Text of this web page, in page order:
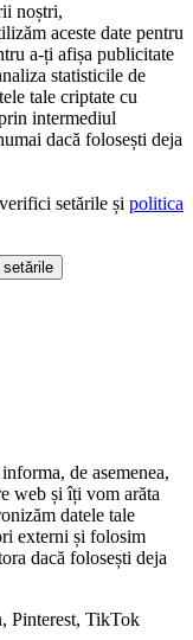
noștri,
aceste date pentru
a-ți afișa publicitate
statisticile de
tale criptate cu
intermediul
dacă folosești deja
setările și politica
de asemenea,
web și îți vom arăta
datele tale
externi și folosim
dacă folosești deja
Pinterest, TikTok